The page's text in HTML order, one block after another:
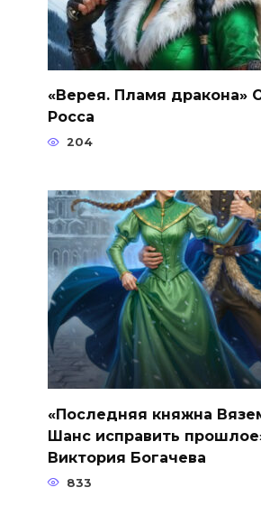
«Верея. Пламя дракона»
Росса
204
«Последняя княжна
Шанс исправить
Виктория Богачева
833